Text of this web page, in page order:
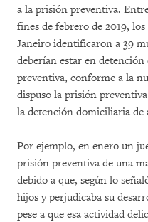
a la prisión preventiva.
fines de febrero de 2019,
Janeiro identificaron a 39
deberían estar en
preventiva, conforme a la
dispuso la prisión
la detención domiciliaria de
Por ejemplo, en enero un
prisión preventiva de una
debido a que, según lo
hijos y perjudicaba su
pese a que esa actividad